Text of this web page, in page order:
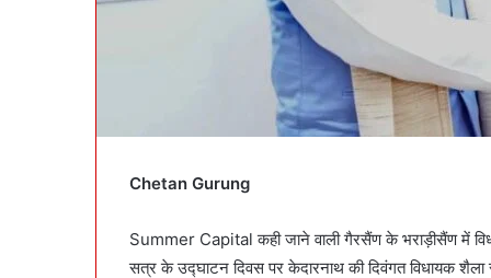
Chetan Gurung
Summer Capital कही जाने वाली गैरसैंण के भराड़ीसैंण में
सत्र के उद्घाटन दिवस पर केदारनाथ की दिवंगत विधायक शैला